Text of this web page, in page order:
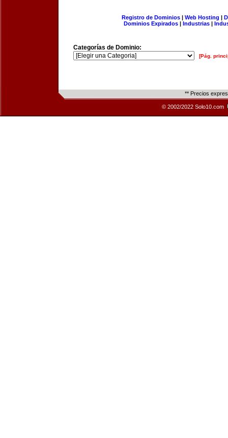
Registro de Dominios| Web Hosting |
Dominios Expirados | Industrias |
Categorías de Dominio:
[Pág.
** Precios
© 2002/2022 Solo10.com